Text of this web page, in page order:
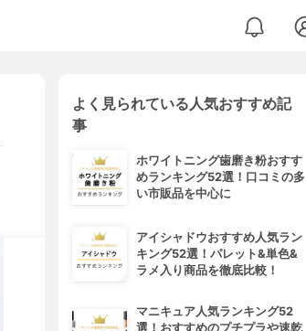
よく見られている人気おすすめ記
事
ホワイトニング歯磨き粉おすす
めランキング52選！口コミの多
い市販品を中心に
アイシャドウおすすめ人気ラン
キング52選！パレット&単色&
ラメ入り商品を徹底比較！
マニキュア人気ランキング52
選！おすすめのプチプラや速乾